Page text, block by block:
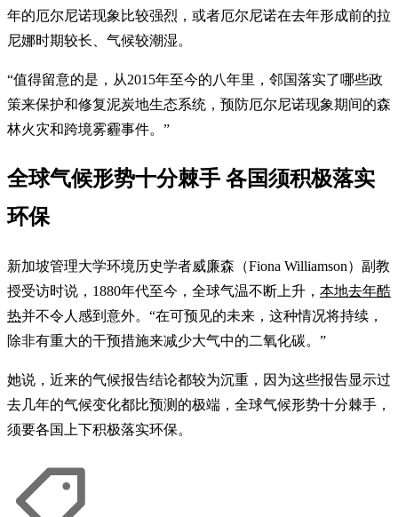
年的厄尔尼诺现象比较强烈，或者厄尔尼诺在去年形成前的拉
尼娜时期较长、气候较潮湿。
“值得留意的是，从2015年至今的八年里，邻国落实了哪些政
策来保护和修复泥炭地生态系统，预防厄尔尼诺现象期间的森
林火灾和跨境雾霾事件。”
全球气候形势十分棘手 各国须积极落实
环保
新加坡管理大学环境历史学者威廉森（Fiona Williamson）副教
授受访时说，1880年代至今，全球气温不断上升， 本地去年酷
热并不令人感到意外。“在可预见的未来，这种情况将持续，
除非有重大的干预措施来减少大气中的二氧化碳。”
她说，近来的气候报告结论都较为沉重，因为这些报告显示过
去几年的气候变化都比预测的极端，全球气候形势十分棘手，
须要各国上下积极落实环保。